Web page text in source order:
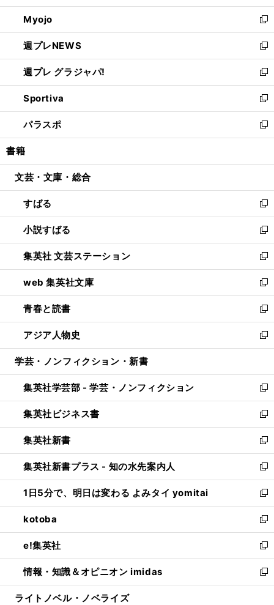
開
く
ウ
で
開
く
ン
ド
ウ
で
開
く
ウ
ィ
ン
ド
ウ
で
開
く
Myojo
新
し
い
ウ
ィ
ン
ド
ウ
で
開
週プレNEWS
新
し
い
ウ
ィ
ン
ド
ウ
開
週プレ グラジャパ!
新
し
い
ウ
ィ
ン
ウ
開
く
Sportiva
新
し
い
ウ
ン
ウ
で
開
く
パラスポ
新
し
ウ
ン
ド
ウ
で
開
く
書籍
文芸・文庫・総合
すばる
新
し
い
ウ
ィ
ン
ド
ウ
で
開
く
小説すばる
新
し
い
ウ
ィ
ン
ド
ウ
で
開
集英社 文芸ステーション
新
し
い
ウ
ィ
ン
ド
ウ
開
く
web 集英社文庫
新
し
い
ウ
ィ
ン
ウ
で
開
く
青春と読書
新
し
い
ウ
ン
ド
ウ
で
開
く
アジア人物史
新
し
ウ
ィ
ン
ド
ウ
で
開
く
学芸・ノンフィクション・新書
集英社学芸部 - 学芸・ノンフィクション
新
し
い
ウ
ィ
ン
ド
ウ
で
開
く
集英社ビジネス書
新
し
い
ウ
ィ
ン
ド
ウ
で
開
く
集英社新書
新
し
い
ウ
ィ
ン
ド
ウ
で
開
く
集英社新書プラス - 知の水先案内人
新
し
い
ウ
ィ
ン
ド
ウ
で
開
1日5分で、明日は変わる よみタイ yomitai
新
し
い
ウ
ィ
ン
ド
ウ
kotoba
新
し
い
ウ
ィ
ン
e!集英社
新
し
い
ウ
情報・知識＆オピニオン imidas
新
し
ライトノベル・ノベライズ